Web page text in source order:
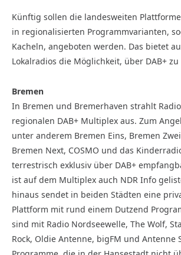
Künftig sollen die landesweiten
in regionalisierten Programmvarianten,
Kacheln, angeboten werden. Das bietet
Lokalradios die Möglichkeit, über DAB+
Bremen
In Bremen und Bremerhaven strahlt
regionalen DAB+ Multiplex aus. Zum
unter anderem Bremen Eins, Bremen
Bremen Next, COSMO und das
terrestrisch exklusiv über DAB+
ist auf dem Multiplex auch NDR Info
hinaus sendet in beiden Städten eine
Plattform mit rund einem Dutzend
sind mit Radio Nordseewelle, The Wolf,
Rock, Oldie Antenne, bigFM und Antenne